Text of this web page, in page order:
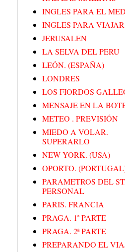
INGLES PARA EL
INGLES PARA VIAJAR
JERUSALEN
LA SELVA DEL PERU
LEÓN. (ESPAÑA)
LONDRES
LOS FIORDOS
MENSAJE EN LA
METEO . PREVISIÓN
MIEDO A VOLAR.
SUPERARLO
NEW YORK. (USA)
OPORTO.
PARAMETROS DEL
PERSONAL
PARIS. FRANCIA
PRAGA. 1ª PARTE
PRAGA. 2ª PARTE
PREPARANDO EL